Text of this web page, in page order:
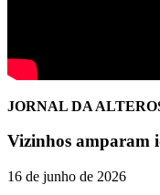
JORNAL DA
Vizinhos amparam
16 de junho de 2026